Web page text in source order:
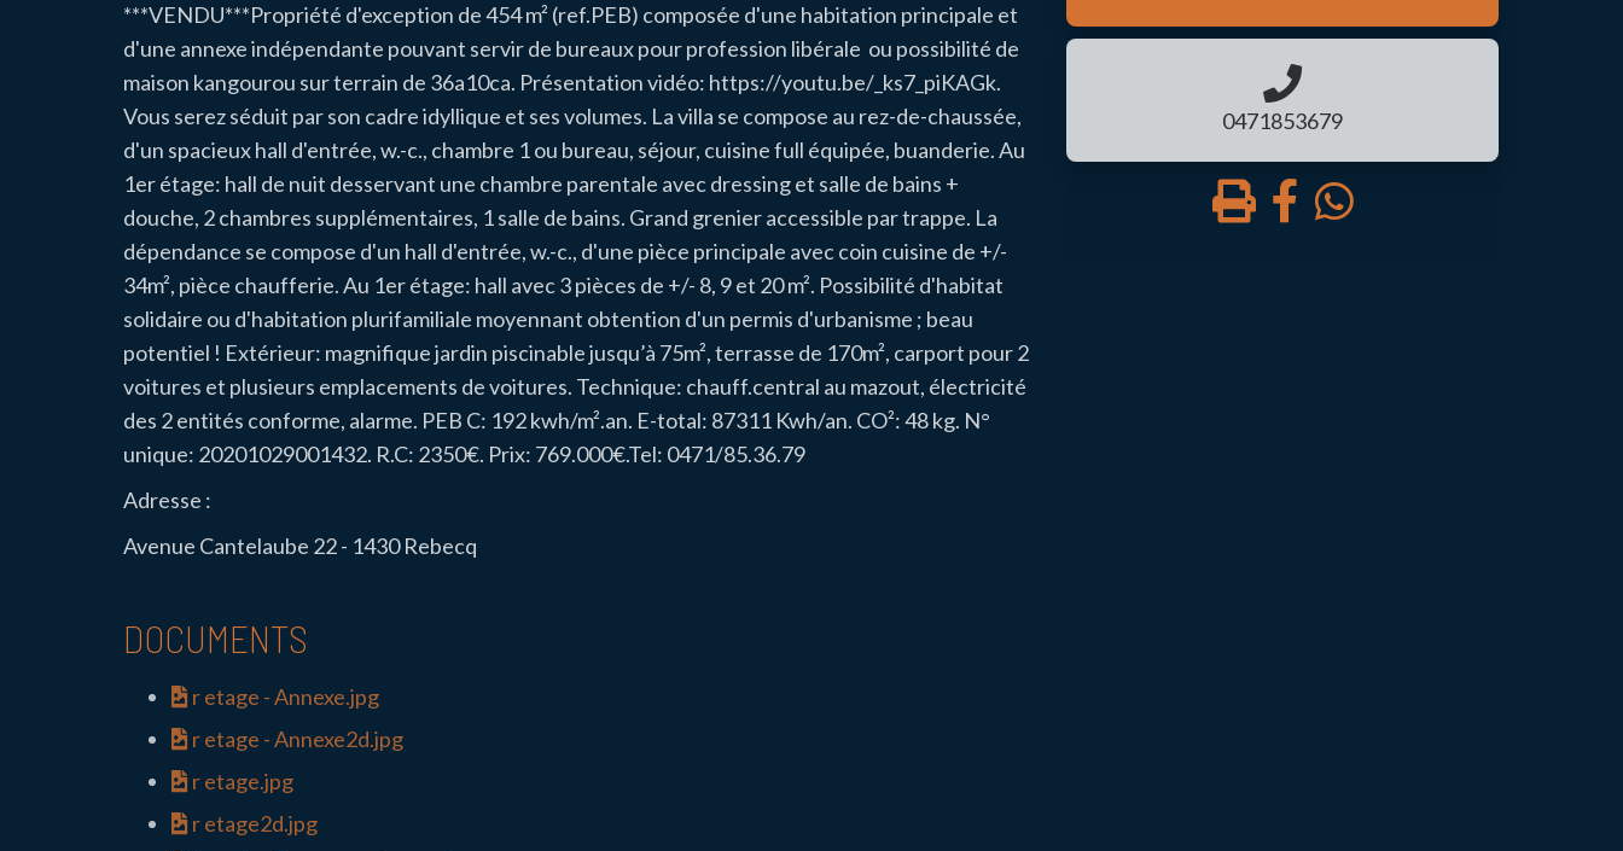
***VENDU***Propriété d'exception de 454 m² (ref.PEB) composée d'une habitation principale et
d'une annexe indépendante pouvant servir de bureaux pour profession libérale ou possibilité de
maison kangourou sur terrain de 36a10ca. Présentation vidéo: https://youtu.be/_ks7_piKAGk.
Vous serez séduit par son cadre idyllique et ses volumes. La villa se compose au rez-de-chaussée,
d'un spacieux hall d'entrée, w.-c., chambre 1 ou bureau, séjour, cuisine full équipée, buanderie. Au
1er étage: hall de nuit desservant une chambre parentale avec dressing et salle de bains +
douche, 2 chambres supplémentaires, 1 salle de bains. Grand grenier accessible par trappe. La
dépendance se compose d'un hall d'entrée, w.-c., d'une pièce principale avec coin cuisine de +/-
34m², pièce chaufferie. Au 1er étage: hall avec 3 pièces de +/- 8, 9 et 20 m². Possibilité d'habitat
solidaire ou d'habitation plurifamiliale moyennant obtention d'un permis d'urbanisme ; beau
potentiel ! Extérieur: magnifique jardin piscinable jusqu’à 75m², terrasse de 170m², carport pour 2
voitures et plusieurs emplacements de voitures. Technique: chauff.central au mazout, électricité
des 2 entités conforme, alarme. PEB C: 192 kwh/m².an. E-total: 87311 Kwh/an. CO²: 48 kg. N°
unique: 20201029001432. R.C: 2350€. Prix: 769.000€.Tel: 0471/85.36.79
Adresse :
Avenue Cantelaube 22 - 1430 Rebecq
DOCUMENTS
r etage - Annexe.jpg
r etage - Annexe2d.jpg
r etage.jpg
r etage2d.jpg
0471853679